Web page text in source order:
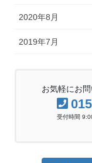
2020年8月
2019年7月
お気軽にお問
受付時間